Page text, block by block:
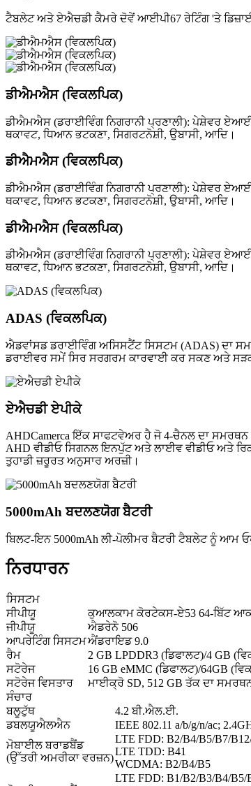
ਟੈਬਲੇਟ ਅਤੇ ਏਐਚਡੀ ਕੈਮਰੇ ਦੋਵੇਂ ਆਈਪੀ67 ਰੇਟਿੰਗ 'ਤੇ
ਡੀਐਮਐਸ (ਵਿਕਲਪਿਕ)
ਡੀਐਮਐਸ (ਡਰਾਈਵਿੰਗ ਨਿਗਰਾਨੀ ਪ੍ਰਣਾਲੀ): ਪੇਸ਼ੇਵਰ
ਥਕਾਵਟ, ਧਿਆਨ ਭਟਕਣਾ, ਸਿਗਰਟਨੋਸ਼ੀ, ਉਬਾਸੀ, ਆਦਿ।
ਡੀਐਮਐਸ (ਵਿਕਲਪਿਕ)
ਡੀਐਮਐਸ (ਡਰਾਈਵਿੰਗ ਨਿਗਰਾਨੀ ਪ੍ਰਣਾਲੀ): ਪੇਸ਼ੇਵਰ
ਥਕਾਵਟ, ਧਿਆਨ ਭਟਕਣਾ, ਸਿਗਰਟਨੋਸ਼ੀ, ਉਬਾਸੀ, ਆਦਿ।
ਡੀਐਮਐਸ (ਵਿਕਲਪਿਕ)
ਡੀਐਮਐਸ (ਡਰਾਈਵਿੰਗ ਨਿਗਰਾਨੀ ਪ੍ਰਣਾਲੀ): ਪੇਸ਼ੇਵਰ
ਥਕਾਵਟ, ਧਿਆਨ ਭਟਕਣਾ, ਸਿਗਰਟਨੋਸ਼ੀ, ਉਬਾਸੀ, ਆਦਿ।
ADAS (ਵਿਕਲਪਿਕ)
ਐਡਵਾਂਸਡ ਡਰਾਈਵਿੰਗ ਅਸਿਸਟੈਂਟ ਸਿਸਟਮ (ADAS) ਦਾ
ਡਰਾਈਵਰ ਸਮੇਂ ਸਿਰ ਸਰਗਰਮ ਕਾਰਵਾਈ ਕਰ ਸਕਣ ਅਤੇ ਸੜਕ
ਏਐਚਡੀ ਏਪੀਕੇ
AHDCamerca ਇੱਕ ਸਾਫਟਵੇਅਰ ਹੈ ਜੋ 4-ਚੈਨਲ ਦਾ ਸਮਰਥਨ
AHD ਵੀਡੀਓ ਸਿਗਨਲ ਇਨਪੁੱਟ ਅਤੇ ਲਾਈਵ ਵੀਡੀਓ ਅਤੇ
ਤੁਹਾਡੀ ਜ਼ਰੂਰਤ ਅਨੁਸਾਰ ਅਰਜ਼ੀ।
5000mAh ਬਦਲਣਯੋਗ ਬੈਟਰੀ
ਬਿਲਟ-ਇਨ 5000mAh ਲੀ-ਪੋਲੀਮਰ ਬੈਟਰੀ ਟੈਬਲੇਟ ਨੂੰ ਆਮ
ਨਿਰਧਾਰਨ
ਸਿਸਟਮ
ਸੀਪੀਯੂ
ਕੁਆਲਕਾਮ ਕੋਰਟੇਕਸ-ਏ53 64-ਬਿੱਟ
ਜੀਪੀਯੂ
ਐਡਰੇਨੋ 506
ਆਪਰੇਟਿੰਗ ਸਿਸਟਮਐਂਡਰਾਇਡ 9.0
ਰੈਮ
2 GB LPDDR3 (ਡਿਫਾਲਟ)/4 GB
ਸਟੋਰੇਜ
16 GB eMMC (ਡਿਫਾਲਟ)/64GB
ਸਟੋਰੇਜ ਵਿਸਤਾਰ
ਮਾਈਕ੍ਰੋ SD, 512 GB ਤੱਕ ਦਾ
ਸੰਚਾਰ
ਬਲੂਟੁੱਥ
4.2 ਬੀ.ਐਲ.ਈ.
ਡਬਲਯੂਐਲਐਨ
IEEE 802.11 a/b/g/n/ac;
ਮੋਬਾਈਲ ਬਰਾਡਬੈਂਡ
(ਉੱਤਰੀ ਅਮਰੀਕਾ ਵਰਜ਼ਨ)
LTE FDD: B2/B4/B5/B7/
LTE TDD: B41
WCDMA: B2/B4/B5
LTE FDD: B1/B2/B3/B4/B5/